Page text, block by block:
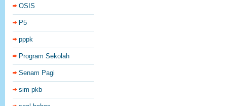
OSIS
P5
pppk
Program Sekolah
Senam Pagi
sim pkb